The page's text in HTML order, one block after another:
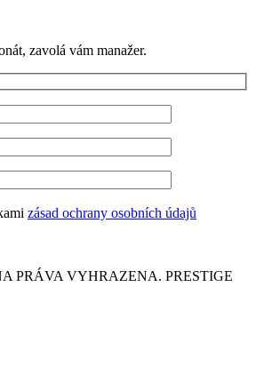
zavolá vám manažer.
zásad ochrany osobních údajů
PRÁVA VYHRAZENA. PRESTIGE